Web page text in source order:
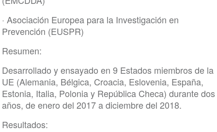
· Asociación Europea para la Investigación en
Prevención (EUSPR)
Resumen:
Desarrollado y ensayado en 9 Estados miembros de la
UE (Alemania, Bélgica, Croacia, Eslovenia, España,
Estonia, Italia, Polonia y República Checa) durante dos
años, de enero del 2017 a diciembre del 2018.
Resultados: